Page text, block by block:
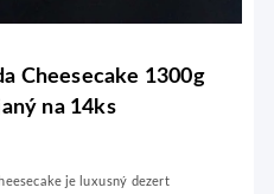
Cheesecake 1300g
na 14ks
je luxusný dezert